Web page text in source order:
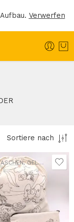
Verwerfen
Sortiere nach
,GELDBÖRSEN